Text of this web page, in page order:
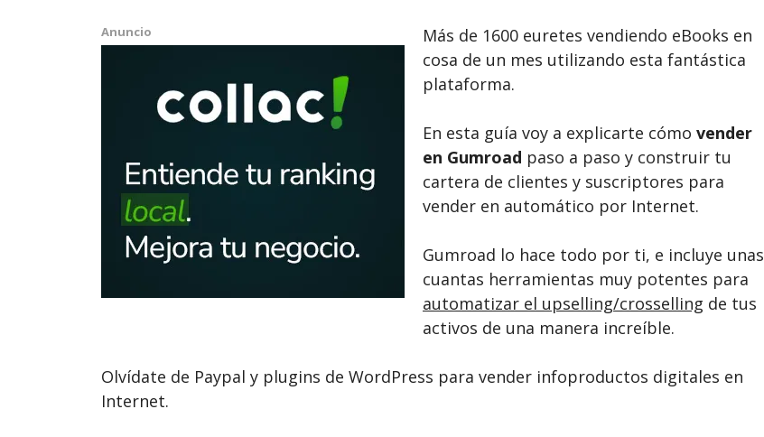
Anuncio
Más de 1600 euretes vendiendo eBooks en
cosa de un mes utilizando esta fantástica
plataforma.
En esta guía voy a explicarte cómo vender
en Gumroad paso a paso y construir tu
cartera de clientes y suscriptores para
vender en automático por Internet.
Gumroad lo hace todo por ti, e incluye unas
cuantas herramientas muy potentes para
automatizar el upselling/crosselling de tus
activos de una manera increíble.
Olvídate de Paypal y plugins de WordPress para vender infoproductos digitales en
Internet.